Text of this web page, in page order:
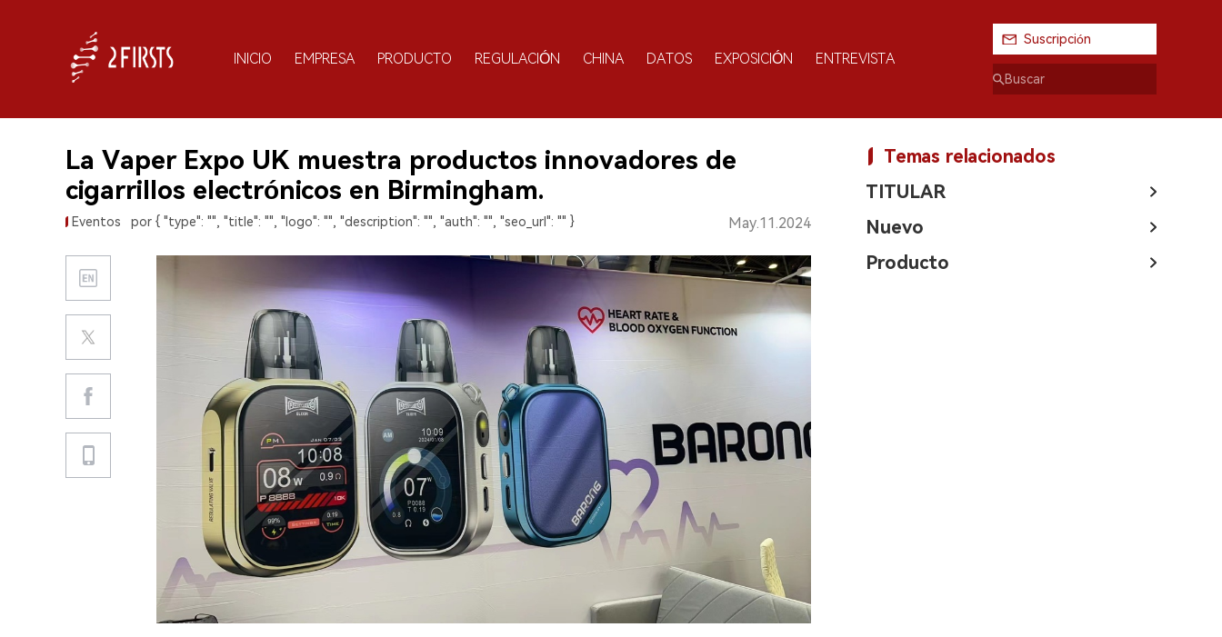
INICIO EMPRESA PRODUCTO REGULACIÓN CHINA DATOS EXPOSICIÓN ENTREVISTA
Suscripción
La Vaper Expo UK muestra productos innovadores de
cigarrillos electrónicos en Birmingham.
Eventos por { "type": "", "title": "", "logo": "", "description": "", "auth": "", "seo_url": "" } May.11.2024
Temas relacionados
TITULAR
Nuevo
Producto